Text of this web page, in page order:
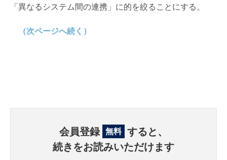
「異なるシステム間の連携」に的を絞ることにする。
（次ページへ続く）
会員登録 無料 すると、
続きをお読みいただけます